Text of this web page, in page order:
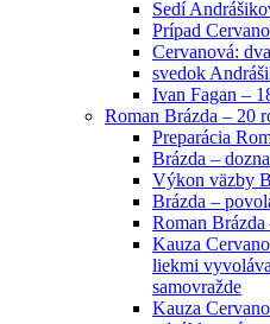
Sedí
Prípad
Cervanová:
svedok
Ivan Fagan –
Roman Brázda – 20
Preparácia
Brázda –
Výkon väzby
Brázda –
Roman
Kauza
liekmi
samovražde
Kauza